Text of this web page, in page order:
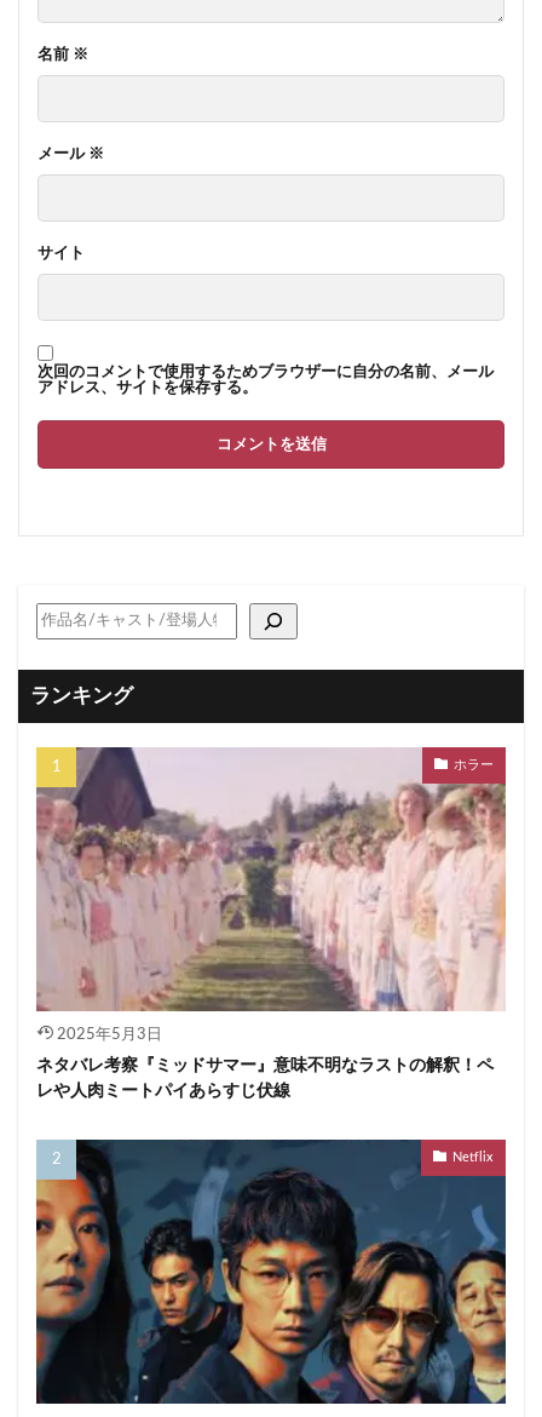
名前 ※
メール ※
サイト
次回のコメントで使用するためブラウザーに自分の名前、メール
アドレス、サイトを保存する。
ランキング
ホラー
2025年5月3日
ネタバレ考察『ミッドサマー』意味不明なラストの解釈！ペ
レや人肉ミートパイあらすじ伏線
Netflix